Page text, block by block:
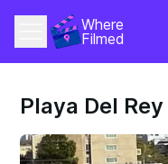
Where
Filmed
Playa Del Rey